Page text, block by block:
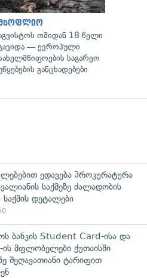
ომიდან 18 წელი
— ევროპული
საგარეო
განცხადებები
ედავება პროკურატურა
საქმეზე ძალადობის
საქმის დეტალები
ბანკის Student Card-ისა და
მფლობელები ქუთაისში
შეღავათიანი ტარიფით